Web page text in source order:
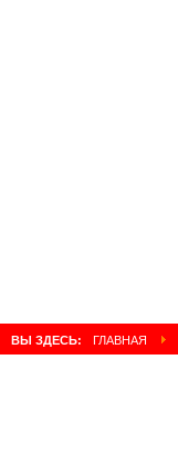
ВЫ ЗДЕСЬ: ГЛАВНАЯ